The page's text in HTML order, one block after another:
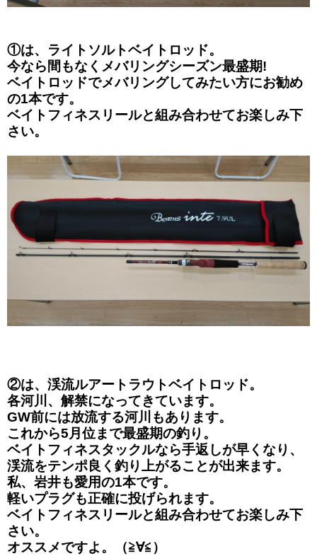
①は、ライトソルトベイトロッド。
今なら間もなくメバリングシーズン最盛期!
ベイトロッドでメバリングしてみたい方にお勧め
の1本です。
ベイトフィネスリールと組み合わせてお楽しみ下
さい。
②は、渓流ルアートラウトベイトロッド。
各河川、解禁になってきています。
GW前には放流する河川もあります。
これから5月位まで最盛期の釣り。
ベイトフィネスタックルなら手返しが早くなり、
渓流をテンポ良く釣り上がることが出来ます。
私、岩井も愛用の1本です。
軽いプラグも正確に投げられます。
ベイトフィネスリールと組み合わせてお楽しみ下
さい。
オススメですよ。（≧∀≦）